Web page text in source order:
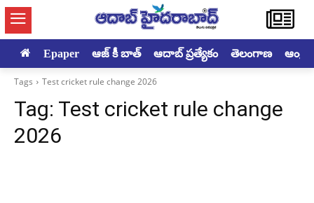
Epaper ఆజ్ కీ బాత్ ఆదాబ్ ప్రత్యేకం తెలంగాణ
Tags Test cricket rule change 2026
Tag: Test cricket rule change
2026